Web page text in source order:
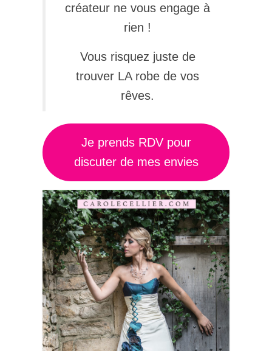
créateur ne vous engage à
rien !
Vous risquez juste de
trouver LA robe de vos
rêves.
Je prends RDV pour
discuter de mes envies